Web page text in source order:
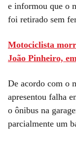
e informou que o
foi retirado sem
Motociclista
João Pinheiro,
De acordo com o
apresentou falha
o ônibus na
parcialmente um